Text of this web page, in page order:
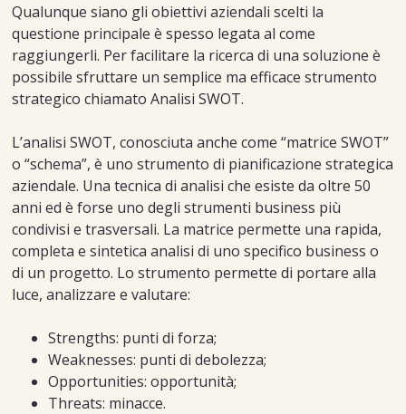
Qualunque siano gli obiettivi aziendali scelti la
questione principale è spesso legata al come
raggiungerli. Per facilitare la ricerca di una soluzione è
possibile sfruttare un semplice ma efficace strumento
strategico chiamato Analisi SWOT.
L’analisi SWOT, conosciuta anche come “matrice SWOT”
o “schema”, è uno strumento di pianificazione strategica
aziendale. Una tecnica di analisi che esiste da oltre 50
anni ed è forse uno degli strumenti business più
condivisi e trasversali. La matrice permette una rapida,
completa e sintetica analisi di uno specifico business o
di un progetto. Lo strumento permette di portare alla
luce, analizzare e valutare:
Strengths: punti di forza;
Weaknesses: punti di debolezza;
Opportunities: opportunità;
Threats: minacce.